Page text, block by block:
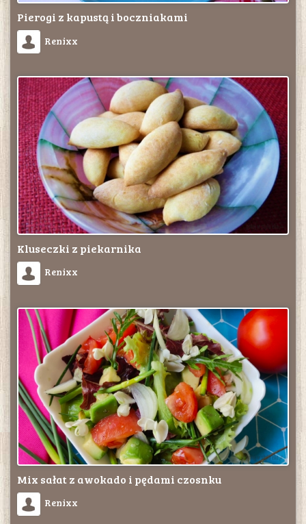
Pierogi z kapustą i boczniakami
Renixx
Kluseczki z piekarnika
Renixx
Mix sałat z awokado i pędami czosnku
Renixx